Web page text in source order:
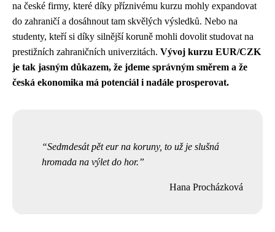
na české firmy, které díky příznivému kurzu mohly expandovat
do zahraničí a dosáhnout tam skvělých výsledků. Nebo na
studenty, kteří si díky silnější koruně mohli dovolit studovat na
prestižních zahraničních univerzitách. Vývoj kurzu EUR/CZK
je tak jasným důkazem, že jdeme správným směrem a že
česká ekonomika má potenciál i nadále prosperovat.
Sedmdesát pět eur na koruny, to už je slušná
hromada na výlet do hor.
Hana Procházková